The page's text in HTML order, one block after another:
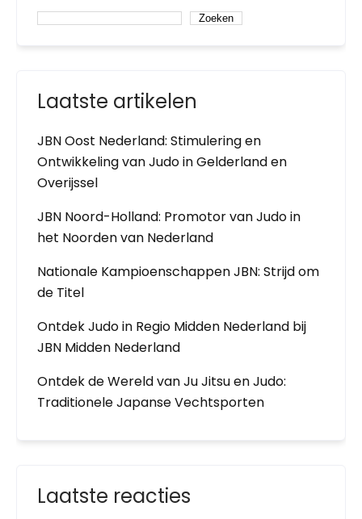
Zoeken
Laatste artikelen
JBN Oost Nederland: Stimulering en
Ontwikkeling van Judo in Gelderland en
Overijssel
JBN Noord-Holland: Promotor van Judo in
het Noorden van Nederland
Nationale Kampioenschappen JBN: Strijd om
de Titel
Ontdek Judo in Regio Midden Nederland bij
JBN Midden Nederland
Ontdek de Wereld van Ju Jitsu en Judo:
Traditionele Japanse Vechtsporten
Laatste reacties